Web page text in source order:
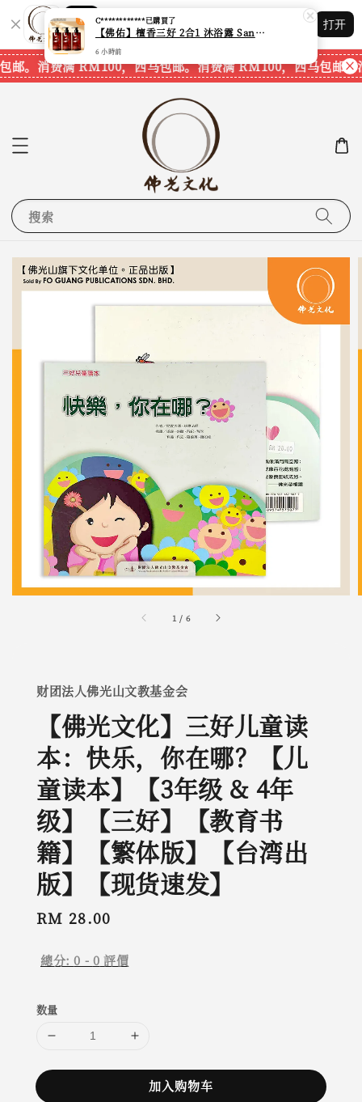
Shopping: 追踪您的订单
您信赖的商店
打开
邮。 消费满 RM100，西马包邮。消费满 RM100，西马包邮。
搜索
1 / 6
财团法人佛光山文教基金会
【佛光文化】三好儿童读
本：快乐，你在哪？【儿
童读本】【3年级 & 4年
级】【三好】【教育书
籍】【繁体版】【台湾出
版】【现货速发】
Regular
RM 28.00
總分:0 - 0 評價
数量
加入购物车
C************已購買了
【佛佑】檀香三好 2合1 沐浴露 Sandalwood Hair&Body Shampoo【1套3支】【750ml一支】【现货速发】
6 小時前